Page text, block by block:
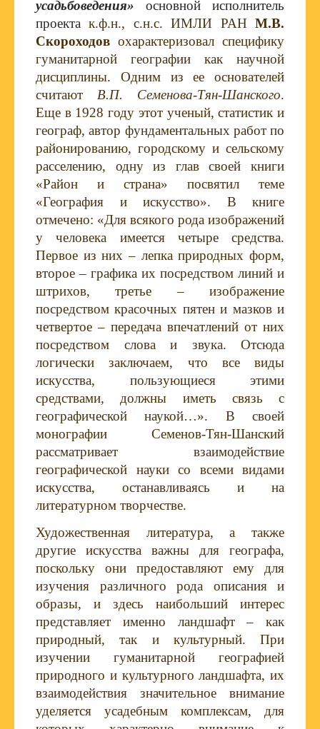
усадьбоведения» основной исполнитель
проектак.ф.н., с.н.с. ИМЛИ РАНМ.В.
Скороходов охарактеризовал специфику
гуманитарной географии как научной
дисциплины. Одним из ее основателей
считают В.П. Семенова-Тян-Шанского.
Еще в 1928 году этот ученый, статистик и
географ, автор фундаментальных работ по
районированию, городскому и сельскому
расселению, одну из глав своей книги
«Район и страна» посвятил теме
«География и искусство». В книге
отмечено: «Для всякого рода изображений
у человека имеется четыре средства.
Первое из них – лепка природных форм,
второе – графика их посредством линий и
штрихов, третье – изображение
посредством красочных пятен и мазков и
четвертое – передача впечатлений от них
посредством слова и звука. Отсюда
логически заключаем, что все виды
искусства, пользующиеся этими
средствами, должны иметь связь с
географической наукой…». В своей
монографии Семенов-Тян-Шанский
рассматривает взаимодействие
географической науки со всеми видами
искусства, останавливаясь и на
литературном творчестве.
Художественная литература, а также
другие искусства важны для географа,
поскольку они предоставляют ему для
изучения различного рода описания и
образы, и здесь наибольший интерес
представляет именно ландшафт – как
природный, так и культурный. При
изучении гуманитарной географией
природного и культурного ландшафта, их
взаимодействия значительное внимание
уделяется усадебным комплексам, для